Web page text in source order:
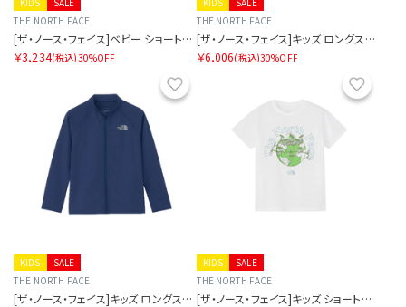
THE NORTH FACE
[ザ・ノース・フェイス]ベビー ショートスリーブルミナスグラフィックティー
￥3,234(税込)30%OFF
THE NORTH FACE
[ザ・ノース・フェイス]キッズ ロングスリーブサンシェードフルジップジャケット
￥6,006(税込)30%OFF
お気に入り
SALE
KIDS
THE NORTH FACE
[ザ・ノース・フェイス]キッズ ロングスリーブサンシェードフルジップジャケット
SALE
KIDS
THE NORTH FACE
[ザ・ノース・フェイス]キッズ ショートスリーブルミナスグラフィックティー